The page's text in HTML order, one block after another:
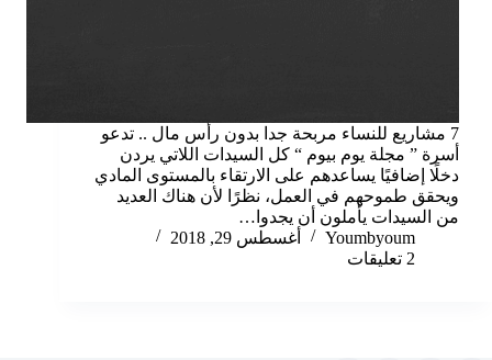
7 مشاريع للنساء مربحة جدا بدون رأس مال .. تدعو
أسرة ” مجلة يوم بيوم “ كل السيدات اللاتي يردن
دخلًا إضافيًا يساعدهم على الارتقاء بالمستوى المادي
ويحقق طموحهم في العمل، نظرًا لأن هناك العديد
من السيدات يأملون أن يجدوا…
Youmbyoum
أغسطس 29, 2018
2 تعليقات